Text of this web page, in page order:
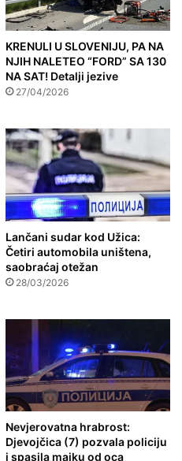
KRENULI U SLOVENIJU, PA NA
NJIH NALETEO “FORD” SA 130
NA SAT! Detalji jezive
27/04/2026
Lančani sudar kod Užica:
Četiri automobila uništena,
saobraćaj otežan
28/03/2026
Nevjerovatna hrabrost:
Djevojčica (7) pozvala policiju
i spasila majku od oca